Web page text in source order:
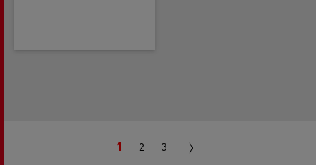
1 2 3